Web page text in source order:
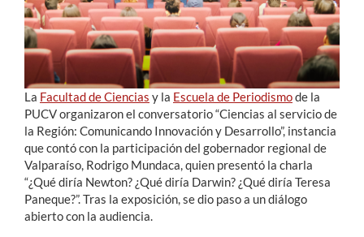
English
La Facultad de Ciencias y la Escuela de Periodismode la
PUCV organizaron el conversatorio “Ciencias al servicio de
la Región: Comunicando Innovación y Desarrollo”, instancia
que contó con la participación del gobernador regional de
Valparaíso, Rodrigo Mundaca , quien presentó la charla
“¿Qué diría Newton? ¿Qué diría Darwin? ¿Qué diría Teresa
Paneque?”. Tras la exposición, se dio paso a un diálogo
abierto con la audiencia.